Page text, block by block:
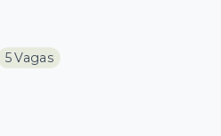
5 Vagas